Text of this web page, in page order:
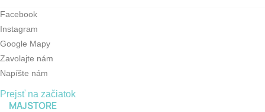
Facebook
Instagram
Google Mapy
Zavolajte nám
Napíšte nám
Prejsť na začiatok
MAJSTORE